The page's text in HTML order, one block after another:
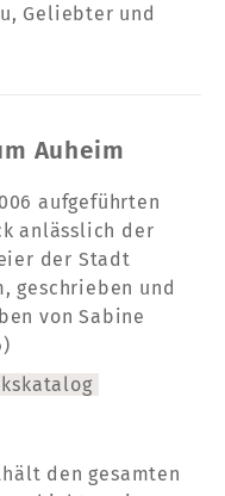
Geliebter und
Auheim
aufgeführten
anlässlich der
der Stadt
geschrieben und
von Sabine
den gesamten